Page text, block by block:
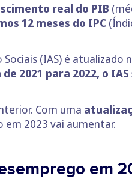
real do PIB
12 meses do IPC
(IAS) é atualizado
2021 para 2022, o
Com uma
em 2023 vai aumentar.
em